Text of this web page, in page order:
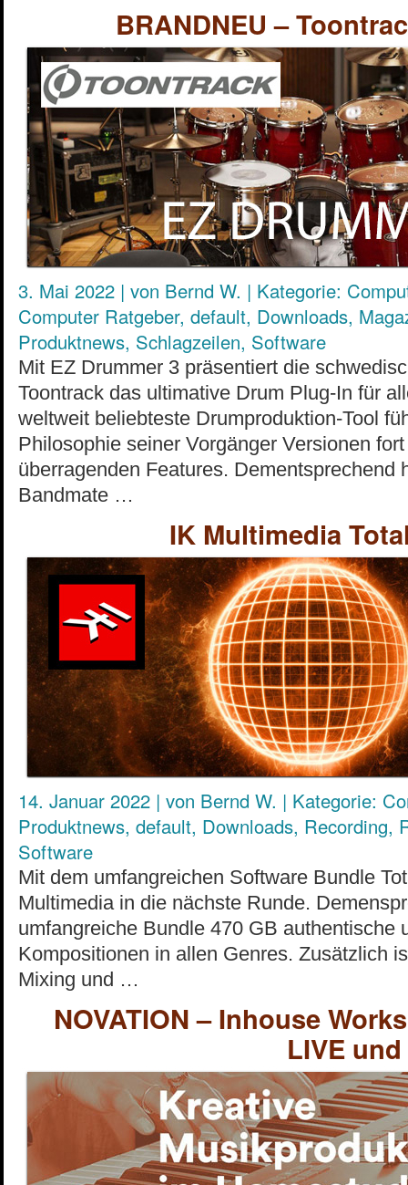
BRANDNEU –
3. Mai 2022 | von Bernd W. | Kategorie:
Computer Ratgeber, default, Downloads,
Produktnews, Schlagzeilen, Software
Mit EZ Drummer 3 präsentiert die
Toontrack das ultimative Drum Plug-In für
weltweit beliebteste Drumproduktion-Tool
Philosophie seiner Vorgänger Versionen
überragenden Features. Dementsprechend
Bandmate …
IK Multimedia
14. Januar 2022 | von Bernd W. | Kategorie:
Produktnews, default, Downloads, Recording,
Software
Mit dem umfangreichen Software Bundle
Multimedia in die nächste Runde.
umfangreiche Bundle 470 GB authentische
Kompositionen in allen Genres. Zusätzlich
Mixing und …
NOVATION – Inhouse
LIVE